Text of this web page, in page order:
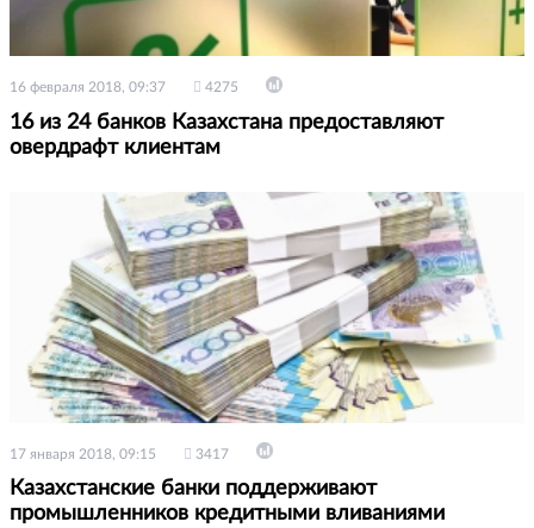
16 февраля 2018, 09:37 4275
16 из 24 банков Казахстана предоставляют
овердрафт клиентам
17 января 2018, 09:15 3417
Казахстанские банки поддерживают
промышленников кредитными вливаниями